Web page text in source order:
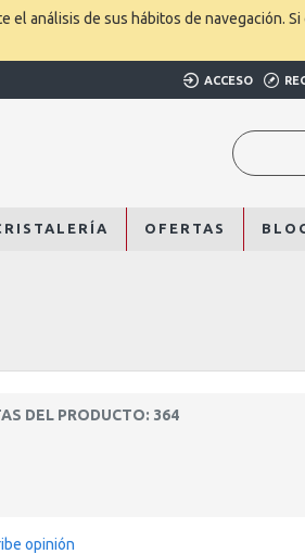
análisis de sus hábitos de navegación.
ACCESO
OFERTAS
DEL PRODUCTO: 364
opinión